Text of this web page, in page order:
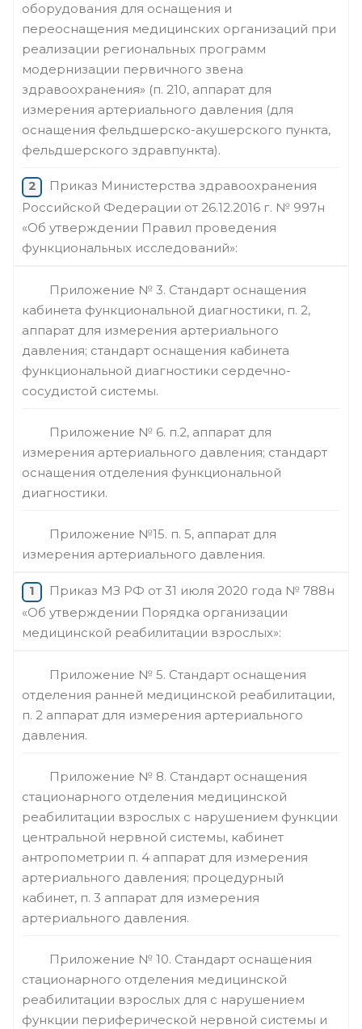
оборудования для оснащения и
переоснащения медицинских организаций при
реализации региональных программ
модернизации первичного звена
здравоохранения» (п. 210, аппарат для
измерения артериального давления (для
оснащения фельдшерско-акушерского пункта,
фельдшерского здравпункта).
Приказ Министерства здравоохранения
Российской Федерации от 26.12.2016 г. № 997н
«Об утверждении Правил проведения
функциональных исследований»:
Приложение № 3. Стандарт оснащения
кабинета функциональной диагностики, п. 2,
аппарат для измерения артериального
давления; стандарт оснащения кабинета
функциональной диагностики сердечно-
сосудистой системы.
Приложение № 6. п.2, аппарат для
измерения артериального давления; стандарт
оснащения отделения функциональной
диагностики.
Приложение №15. п. 5, аппарат для
измерения артериального давления.
Приказ МЗ РФ от 31 июля 2020 года № 788н
«Об утверждении Порядка организации
медицинской реабилитации взрослых»:
Приложение № 5. Стандарт оснащения
отделения ранней медицинской реабилитации,
п. 2 аппарат для измерения артериального
давления.
Приложение № 8. Стандарт оснащения
стационарного отделения медицинской
реабилитации взрослых с нарушением функции
центральной нервной системы, кабинет
антропометрии п. 4 аппарат для измерения
артериального давления; процедурный
кабинет, п. 3 аппарат для измерения
артериального давления.
Приложение № 10. Стандарт оснащения
стационарного отделения медицинской
реабилитации взрослых для с нарушением
функции периферической нервной системы и